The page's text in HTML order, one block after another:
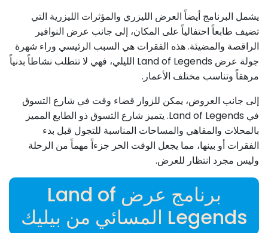
يشمل البرنامج أيضاً العرض الليزري والمؤثرات الليزرية التي
تضيف طابعاً احتفالياً على المكان، إلى جانب عرض النوافير
الراقصة والمضيئة. هذه الفقرات هي السبب الرئيسي وراء شهرة
جولة عرض Land of Legends الليلي، فهي لا تتطلب نشاطاً بدنياً
مرهقاً وتناسب مختلف الأعمار.
إلى جانب العروض، يمكن للزوار قضاء وقت في شارع التسوق
في Land of Legends. يتميز شارع التسوق ذو الطابع المميز
بالمحلات والمقاهي والمساحات المناسبة للتجول قبل بدء
الفقرات أو بينها، مما يجعل الوقت الحر جزءاً مهماً من الرحلة
وليس مجرد انتظار للعرض.
برنامج عرض Land of
Legends المسائي من بيليك